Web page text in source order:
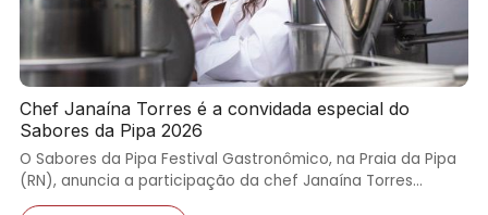
Chef Janaína Torres é a convidada especial do
Sabores da Pipa 2026
O Sabores da Pipa Festival Gastronômico, na Praia da Pipa
(RN), anuncia a participação da chef Janaína Torres…